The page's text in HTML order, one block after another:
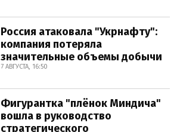
Россия атаковала "Укрнафту":
компания потеряла
значительные объемы добычи
7 АВГУСТА, 16:50
Фигурантка "плёнок Миндича"
вошла в руководство
стратегического